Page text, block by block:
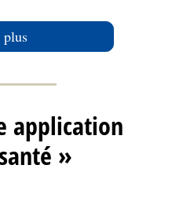
plus
application
»